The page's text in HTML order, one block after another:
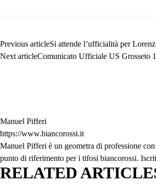
Previous articleSi attende l’ufficialità per
Next articleComunicato Ufficiale US Grosseto
Manuel Pifferi
https://www.biancorossi.it
Manuel Pifferi è un geometra di professione
punto di riferimento per i tifosi biancorossi.
RELATED